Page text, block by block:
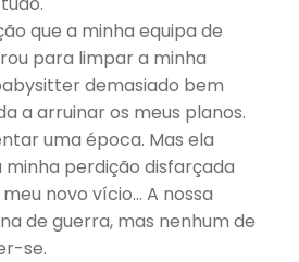
que a minha equipa de
para limpar a minha
demasiado bem
a arruinar os meus planos.
uma época. Mas ela
perdição disfarçada
novo vício… A nossa
de guerra, mas nenhum de
se.